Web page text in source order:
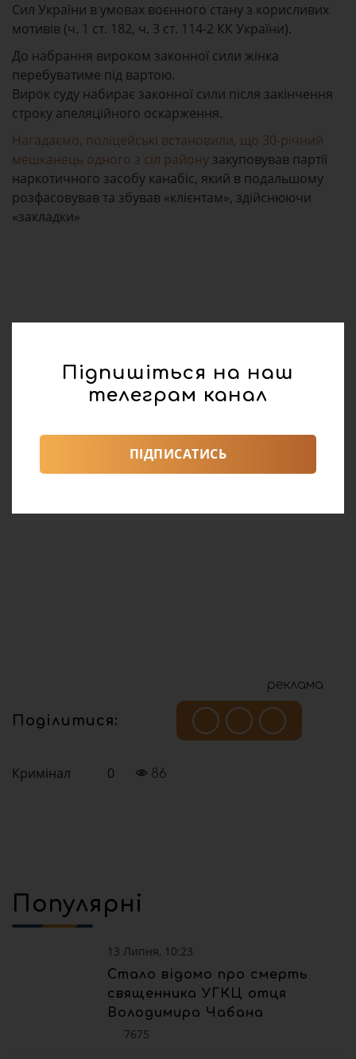
Сил України в умовах воєнного стану з корисливих
мотивів (ч. 1 ст. 182, ч. 3 ст. 114-2 КК України).
До набрання вироком законної сили жінка
перебуватиме під вартою.
Вирок суду набирає законної сили після закінчення
строку апеляційного оскарження.
Нагадаємо, поліцейські встановили, що 30-річний
мешканець одного з сіл району закуповував партії
наркотичного засобу канабіс, який в подальшому
розфасовував та збував «клієнтам», здійснюючи
«закладки»
реклама
Поділитися:
Кримінал 0 86
Популярні
13 Липня, 10:23
Стало відомо про смерть
священника УГКЦ отця
Володимира Чабана
7675
Підпишіться на наш
телеграм канал
ПІДПИСАТИСЬ